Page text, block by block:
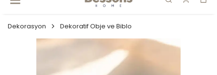
Dekorasyon Dekoratif Obje ve Biblo